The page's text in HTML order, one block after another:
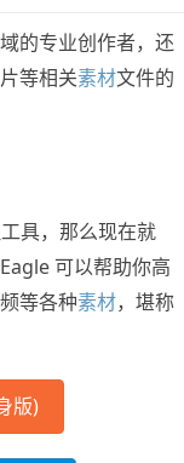
的专业创作者，还
等相关素材文件的
具，那么现在就
可以帮助你高
等各种素材，堪称
版)